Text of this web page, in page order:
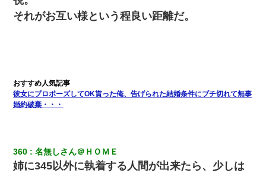
それがお互い様という程良い距離だ。
彼女にプロポーズしてOK貰った俺、告げられた結婚条件にブチ切れて無事
婚約破棄・・・
360 名無しさん＠ＨＯＭＥ
姉に345以外に執着する人間が出来たら、少しは